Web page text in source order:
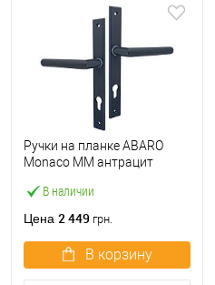
В наличии
Ручки на планке ABARO
Monaco MM антрацит
Цена 2 449 грн.
В корзину